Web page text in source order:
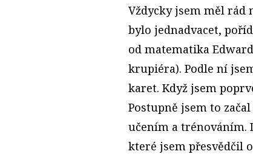
Vždycky jsem měl rád
bylo jednadvacet,
od matematika
krupiéra). Podle ní
karet. Když jsem
Postupně jsem to
učením a trénováním.
které jsem přesvědčil